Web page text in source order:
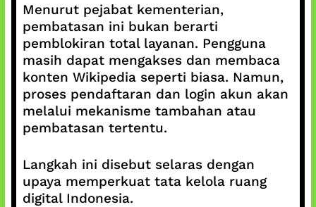
Menurut pejabat kementerian,
pembatasan ini bukan berarti
pemblokiran total layanan. Pengguna
masih dapat mengakses dan membaca
konten Wikipedia seperti biasa. Namun,
proses pendaftaran dan login akun akan
melalui mekanisme tambahan atau
pembatasan tertentu.
Langkah ini disebut selaras dengan
upaya memperkuat tata kelola ruang
digital Indonesia.